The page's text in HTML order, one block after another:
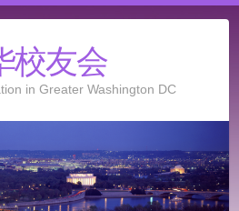
校友会
in Greater Washington DC